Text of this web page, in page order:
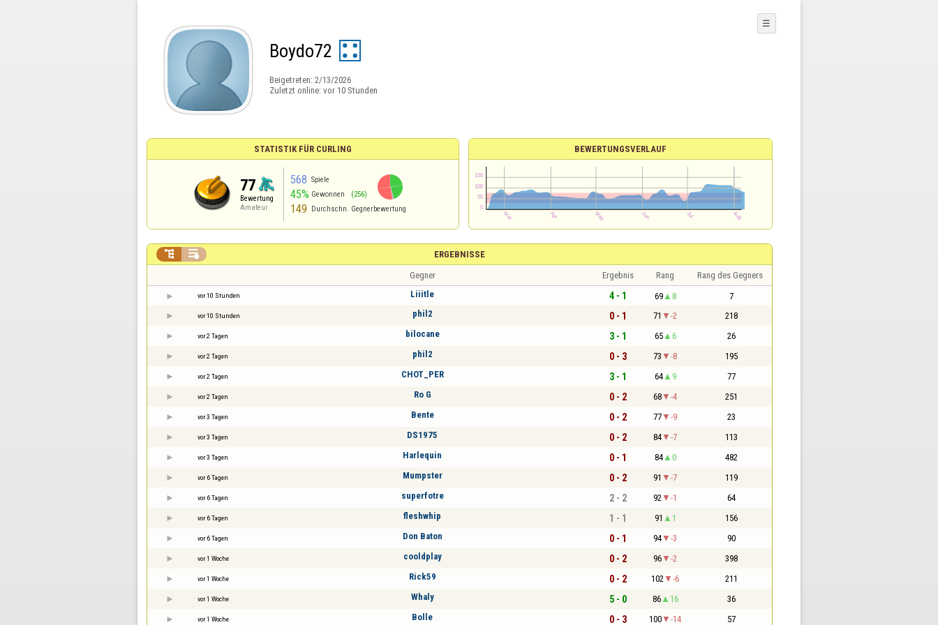
Boydo72
Beigetreten: 2/13/2026
Zuletzt online: vor 10 Stunden
☰
STATISTIK FÜR CURLING
77
Bewertung
Amateur
568 Spiele
45% Gewonnen (256)
149 Durchschn. Gegnerbewertung
BEWERTUNGSVERLAUF
ERGEBNISSE
 
Gegner Ergebnis Rang Rang des Gegners
vor 10 Stunden Liiitle 4 - 1 69 8 7
vor 10 Stunden phil2 0 - 1 71 -2 218
vor 2 Tagen bilocane 3 - 1 65 6 26
vor 2 Tagen phil2 0 - 3 73 -8 195
vor 2 Tagen CHOT_PER 3 - 1 64 9 77
vor 2 Tagen Ro G 0 - 2 68 -4 251
vor 3 Tagen Bente 0 - 2 77 -9 23
vor 3 Tagen DS1975 0 - 2 84 -7 113
vor 3 Tagen Harlequin 0 - 1 84 0 482
vor 6 Tagen Mumpster 0 - 2 91 -7 119
vor 6 Tagen superfotre 2 - 2 92 -1 64
vor 6 Tagen fleshwhip 1 - 1 91 1 156
vor 6 Tagen Don Baton 0 - 1 94 -3 90
vor 1 Woche cooldplay 0 - 2 96 -2 398
vor 1 Woche Rick59 0 - 2 102 -6 211
vor 1 Woche Whaly 5 - 0 86 16 36
vor 1 Woche Bolle 0 - 3 100 -14 57